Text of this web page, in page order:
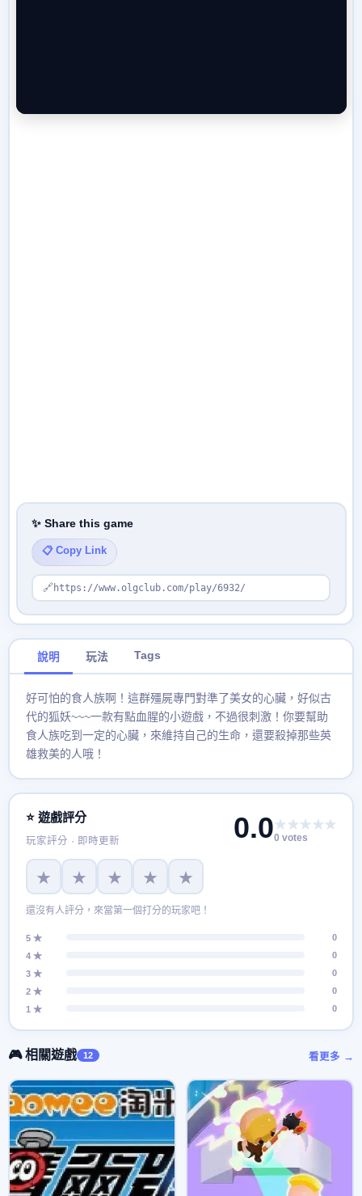
✨ Share this game
📋 Copy Link
🔗 https://www.olgclub.com/play/6932/
說明 玩法 Tags
好可怕的食人族啊！這群殭屍專門對準了美女的心臟，好似古
代的狐妖~~~一款有點血腥的小遊戲，不過很刺激！你要幫助
食人族吃到一定的心臟，來維持自己的生命，還要殺掉那些英
雄救美的人哦！
⭐ 遊戲評分
玩家評分 · 即時更新 0.0★★★★★
0 votes
★ ★ ★ ★ ★
還沒有人評分，來當第一個打分的玩家吧！
5 ★
0
4 ★
0
3 ★
0
2 ★
0
1 ★
0
🎮 相關遊戲 12 看更多 →